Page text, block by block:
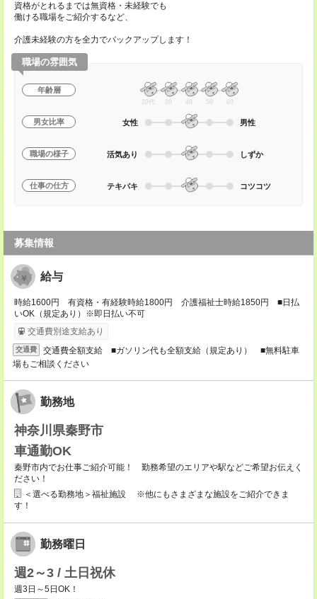
資格がとれるまでは無資格・未経験でも
働ける職場をご紹介するなど、
介護未経験の方を全力でバックアップします！
職場の雰囲気
年齢層
20代 30 40 50 60
男女比率 女性 男性
職場の様子 活気あり しずか
仕事の仕方 テキパキ コツコツ
募集情報
給与
時給1600円 有資格・有経験時給1800円 介護福祉士時給1850円 ■日払
いOK（規定あり）※即日払い不可
交通費別途支給あり
交通費
交通費全額支給 ■ガソリン代も全額支給（規定あり） ■無料駐車
場もご相談ください
勤務地
神奈川県秦野市
車通勤OK
秦野市内でお仕事ご紹介可能！ 勤務希望のエリアや駅などご希望お伝えく
ださい！
＜選べる勤務地＞福祉施設 ※他にもさまざまな施設をご紹介できま
す！
勤務曜日
週2～3 / 土日祝休
週3日～5日OK！